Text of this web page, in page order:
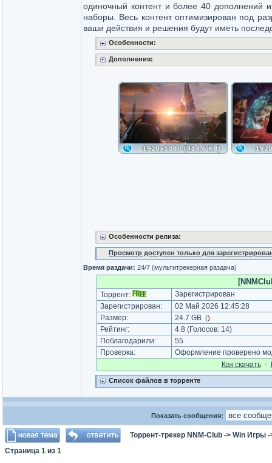
одиночный контент и более 40 дополнений
наборы. Весь контент оптимизирован под
ваши действия и решения будут иметь
Особенности:
Дополнения:
Особенности релиза:
Просмотр доступен только для
Время раздачи: 24/7 (мультитрекерная раздача)
Торрент:
Зарегистрирован
Зарегистрирован:
02 Май 2026 12:45:28
Размер:
24.7 GB ()
Рейтинг: 4.8 (Голосов: 14)
Поблагодарили:
55
Проверка:
Оформление проверено
Как cкачать·
Список файлов в торренте
Показать сообщения:
Торрент-трекер NNM-Club -> Win Игры
Страница 1 из 1